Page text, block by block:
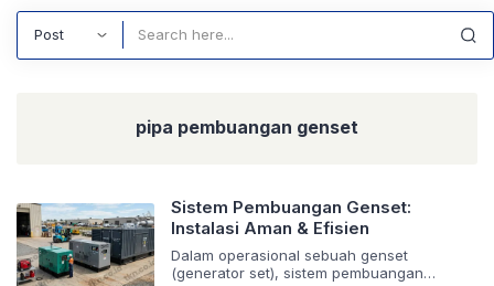
pipa pembuangan genset
Sistem Pembuangan Genset:
Instalasi Aman & Efisien
Dalam operasional sebuah genset
(generator set), sistem pembuangan